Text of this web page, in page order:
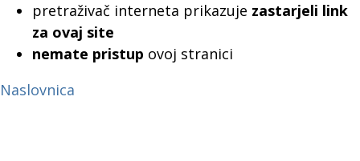
pretraživač interneta prikazuje zastarjeli link
za ovaj site
nemate pristup ovoj stranici
Naslovnica